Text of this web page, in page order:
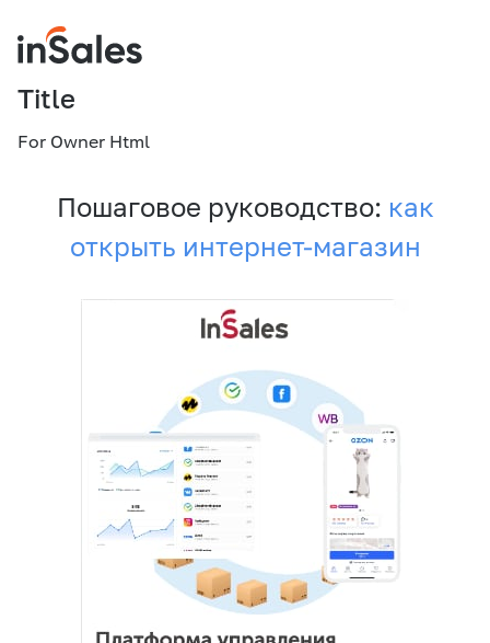
Title
For Owner Html
Пошаговое руководство: как
открыть интернет-магазин